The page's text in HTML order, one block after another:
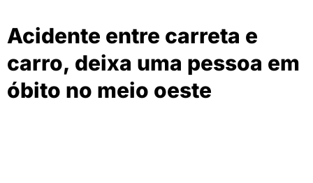
Acidente entre carreta e
carro, deixa uma pessoa em
óbito no meio oeste